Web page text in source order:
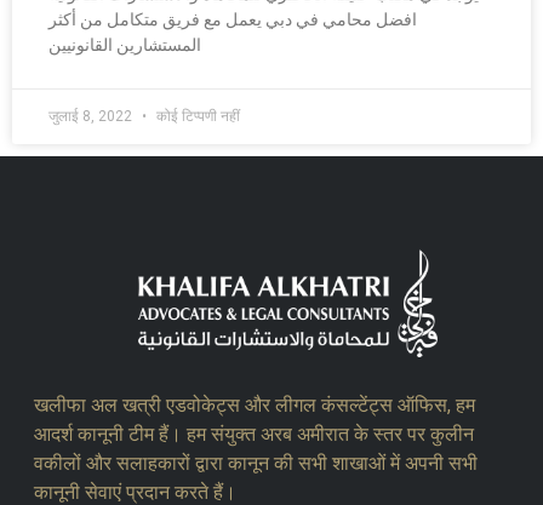
افضل محامي في دبي يعمل مع فريق متكامل من أكثر
المستشارين القانونيين
जुलाई 8, 2022 कोई टिप्पणी नहीं
खलीफा अल खत्री एडवोकेट्स और लीगल कंसल्टेंट्स ऑफिस, हम
आदर्श कानूनी टीम हैं। हम संयुक्त अरब अमीरात के स्तर पर कुलीन
वकीलों और सलाहकारों द्वारा कानून की सभी शाखाओं में अपनी सभी
कानूनी सेवाएं प्रदान करते हैं।